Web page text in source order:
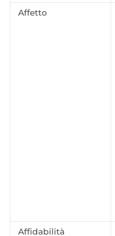
Affetto
Affidabilità